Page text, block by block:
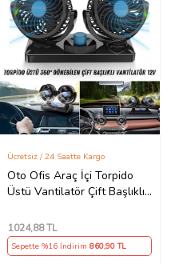
Oto Ofis Araç İçi Torpido
Üstü Vantilatör Çift Başlıklı
360° Dönebilen 12V
Ücretsiz / 24 Saatte Kargo
1024,88 TL
Sepette %16 İndirim860,90 TL